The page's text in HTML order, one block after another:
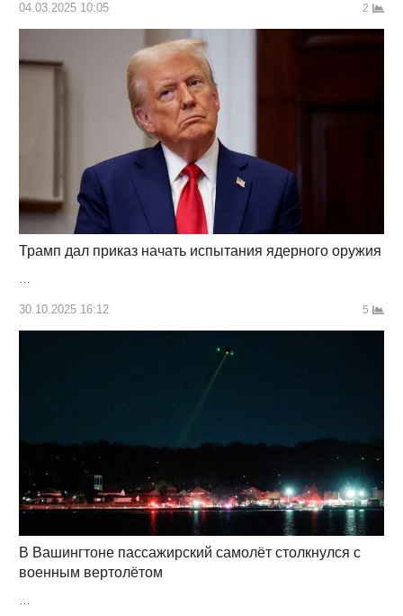
04.03.2025 10:05 2
Трамп дал приказ начать испытания ядерного оружия
30.10.2025 16:12 5
В Вашингтоне пассажирский самолёт столкнулся с
военным вертолётом
…